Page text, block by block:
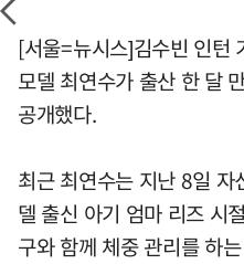
[서울=뉴시스]김수빈 인턴
모델 최연수가 출산 한 달
공개했다.
최근 최연수는 지난 8일
델 출신 아기 엄마 리즈 시
구와 함께 체중 관리를 하